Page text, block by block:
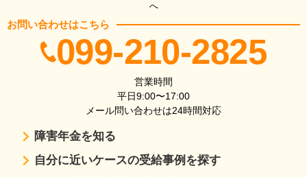
へ
お問い合わせはこちら
099-210-2825
営業時間
平日9:00〜17:00
メール問い合わせは24時間対応
障害年金を知る
自分に近いケースの受給事例を探す